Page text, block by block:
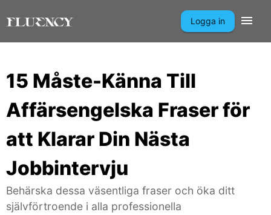
Logga in
15 Måste-Känna Till
Affärsengelska Fraser för
att Klarar Din Nästa
Jobbintervju
Behärska dessa väsentliga fraser och öka ditt
självförtroende i alla professionella